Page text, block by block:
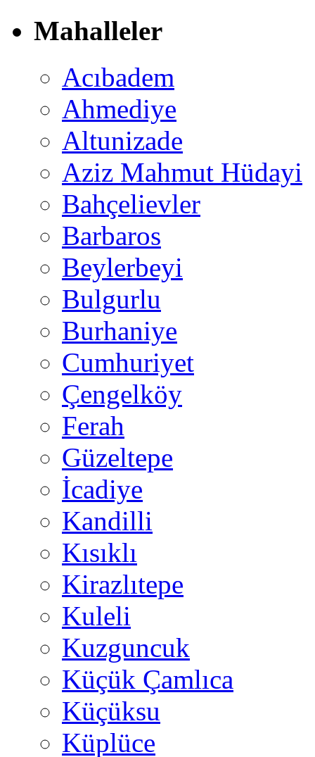
Mahalleler
Acıbadem
Ahmediye
Altunizade
Aziz Mahmut Hüdayi
Bahçelievler
Barbaros
Beylerbeyi
Bulgurlu
Burhaniye
Cumhuriyet
Çengelköy
Ferah
Güzeltepe
İcadiye
Kandilli
Kısıklı
Kirazlıtepe
Kuleli
Kuzguncuk
Küçük Çamlıca
Küçüksu
Küplüce